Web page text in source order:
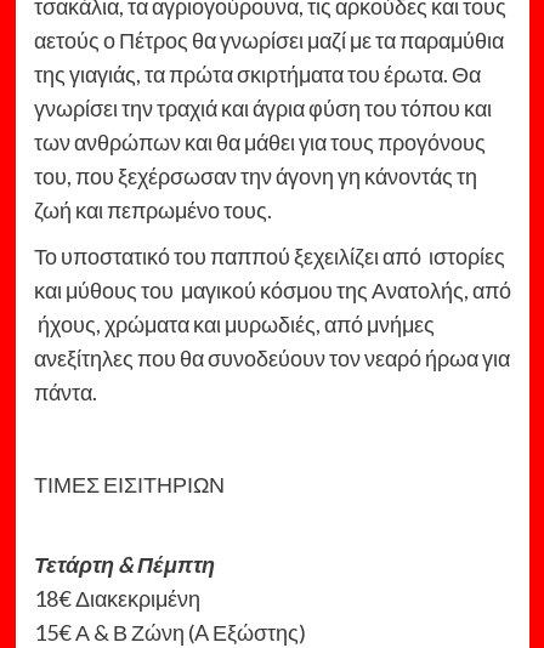
τσακάλια, τα αγριογούρουνα, τις αρκούδες και τους
αετούς ο Πέτρος θα γνωρίσει μαζί με τα παραμύθια
της γιαγιάς, τα πρώτα σκιρτήματα του έρωτα. Θα
γνωρίσει την τραχιά και άγρια φύση του τόπου και
των ανθρώπων και θα μάθει για τους προγόνους
του, που ξεχέρσωσαν την άγονη γη κάνοντάς τη
ζωή και πεπρωμένο τους.
Το υποστατικό του παππού ξεχειλίζει από ιστορίες
και μύθους του μαγικού κόσμου της Ανατολής, από
ήχους, χρώματα και μυρωδιές, από μνήμες
ανεξίτηλες που θα συνοδεύουν τον νεαρό ήρωα για
πάντα.
ΤΙΜΕΣ ΕΙΣΙΤΗΡΙΩΝ
Τετάρτη & Πέμπτη
18€ Διακεκριμένη
15€ Α & Β Ζώνη (A Εξώστης)